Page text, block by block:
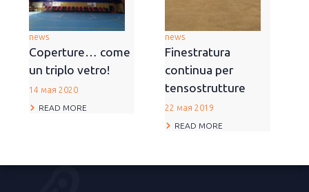
news
Coperture… come
un triplo vetro!
14 мая 2020
READ MORE
news
Finestratura
continua per
tensostrutture
22 мая 2019
READ MORE